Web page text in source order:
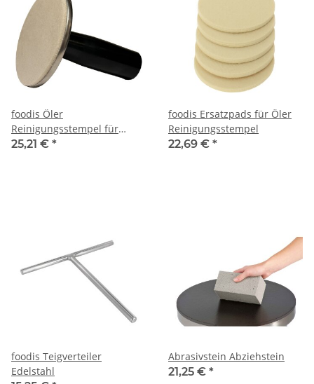
foodis Öler
Reinigungsstempel für
Crepesgeräte
25,21 € *
foodis Ersatzpads für Öler
Reinigungsstempel
22,69 € *
foodis Teigverteiler
Edelstahl
Abrasivstein Abziehstein
21,25 € *